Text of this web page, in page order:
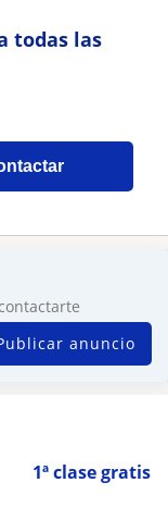
todas las
anuncio
1ª clase gratis